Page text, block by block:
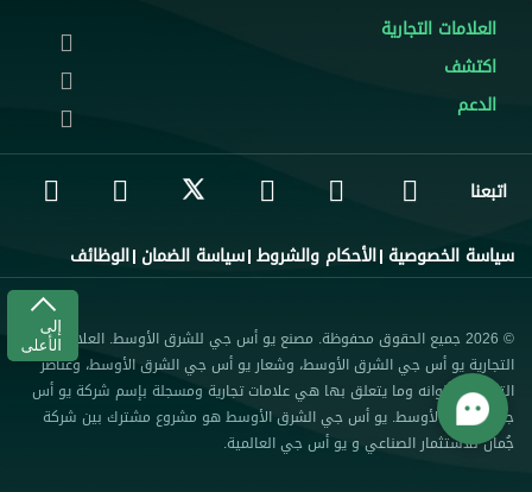
العلامات التجارية
اكتشف
الدعم
اتبعنا
سياسة الخصوصية الأحكام والشروط سياسة الضمان الوظائف
© 2026 جميع الحقوق محفوظة. مصنع يو أس جي للشرق الأوسط. العلامة
التجارية يو أس جي الشرق الأوسط، وشعار يو أس جي الشرق الأوسط، وعناصر
التصميم وألوانه وما يتعلق بها هي علامات تجارية ومسجلة بإسم شركة يو أس
جي للشرق الأوسط. يو أس جي الشرق الأوسط هو مشروع مشترك بين شركة
جُمان للاستثمار الصناعي و يو أس جي العالمية.